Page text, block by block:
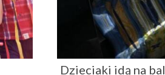
Dzieciaki idą na bal